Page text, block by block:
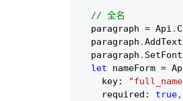
// 全名
  paragraph
= Api .
  paragraph
.AddText
  paragraph
.
let nameForm =
    key
:
    required
: true,